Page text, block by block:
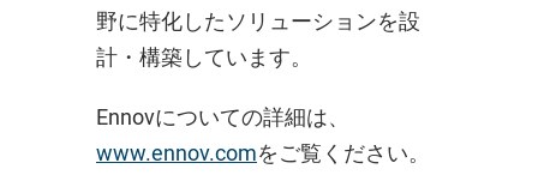
野に特化したソリューションを設
計・構築しています。
Ennovについての詳細は、
www.ennov.comをご覧ください。